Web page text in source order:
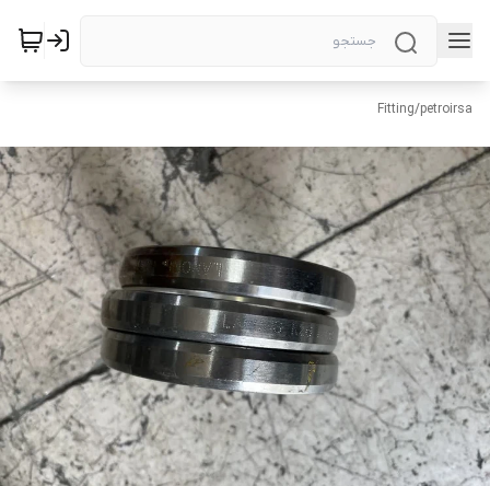
petroirsa
/
Fitting